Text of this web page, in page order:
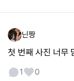
닌짱
첫 번째 사진 너무
1 0